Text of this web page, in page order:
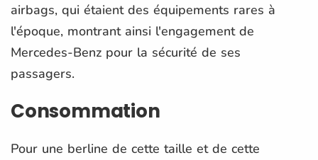
airbags, qui étaient des équipements rares à
l'époque, montrant ainsi l'engagement de
Mercedes-Benz pour la sécurité de ses
passagers.
Consommation
Pour une berline de cette taille et de cette